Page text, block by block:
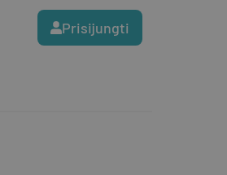
Prisijungti